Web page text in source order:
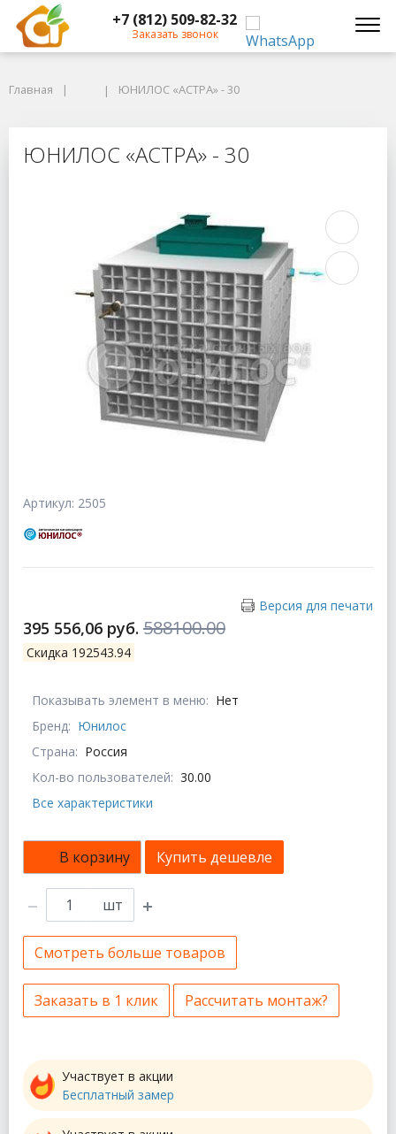
+7 (812) 509-82-32
Заказать звонок
ЮНИЛОС «АСТРА» - 30
Главная ЮНИЛОС «АСТРА» - 30
ЮНИЛОС «АСТРА» - 30
Артикул: 2505
Версия для печати
395 556,06 руб. 588100.00
Скидка 192543.94
Показывать элемент в меню: Нет
Бренд: Юнилос
Страна: Россия
Кол-во пользователей: 30.00
Все характеристики
В корзину Купить дешевле
шт
Смотреть больше товаров
Заказать в 1 клик Рассчитать монтаж?
Участвует в акции
Бесплатный замер